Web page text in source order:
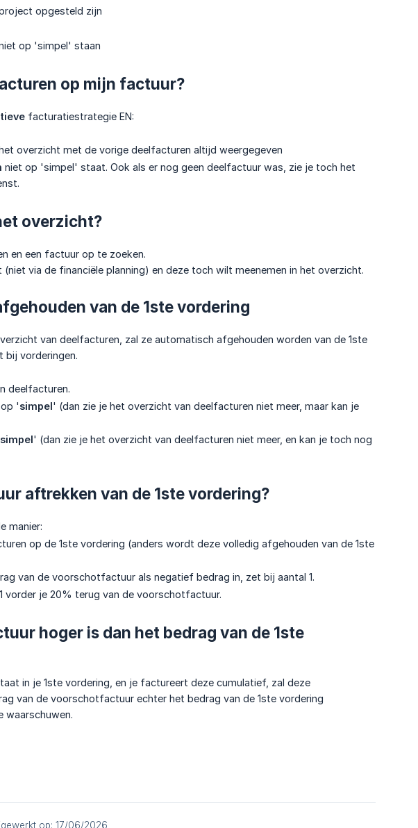
opgesteld zijn
op 'simpel' staan
op mijn factuur?
facturatiestrategie EN:
overzicht met de vorige deelfacturen altijd weergegeven
niet op 'simpel' staat. Ook als er nog geen deelfactuur was, zie je toch het
overzicht?
en een factuur op te zoeken.
via de financiële planning) en deze toch wilt meenemen in het overzicht.
van de 1ste vordering
van deelfacturen, zal ze automatisch afgehouden worden van de 1ste
vorderingen.
deelfacturen.
'simpel' (dan zie je het overzicht van deelfacturen niet meer, maar kan je
simpel' (dan zie je het overzicht van deelfacturen niet meer, en kan je toch nog
aftrekken van de 1ste vordering?
manier:
op de 1ste vordering (anders wordt deze volledig afgehouden van de 1ste
van de voorschotfactuur als negatief bedrag in, zet bij aantal 1.
vorder je 20% terug van de voorschotfactuur.
hoger is dan het bedrag van de 1ste
in je 1ste vordering, en je factureert deze cumulatief, zal deze
van de voorschotfactuur echter het bedrag van de 1ste vordering
waarschuwen.
op: 17/06/2026